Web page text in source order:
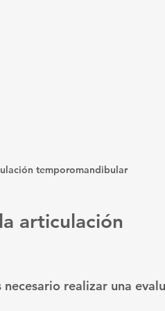
temporomandibular
articulación
realizar una